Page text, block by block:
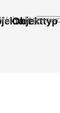
Wohnung
Objekttyp